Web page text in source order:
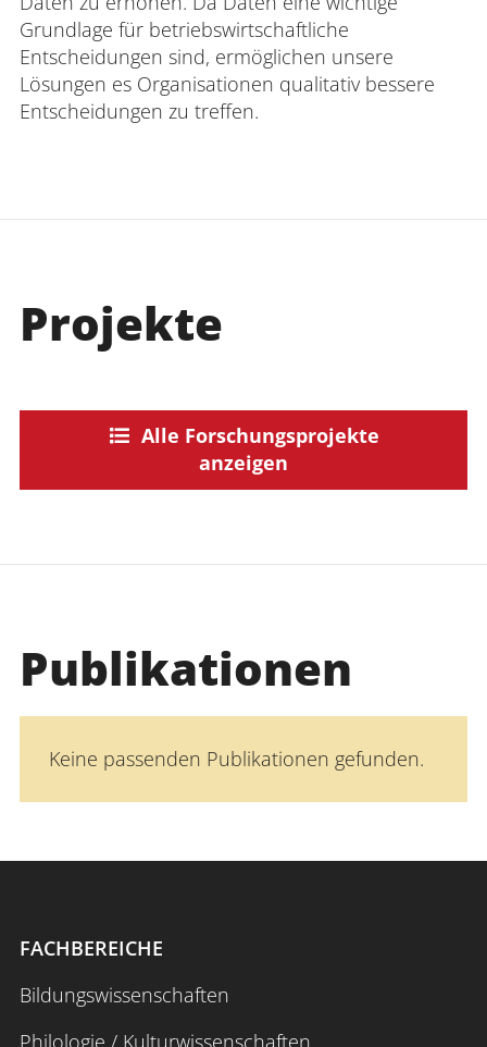
Grundlage für betriebswirtschaftliche
Entscheidungen sind, ermöglichen unsere
Lösungen es Organisationen qualitativ bessere
Entscheidungen zu treffen.
Projekte
Alle Forschungsprojekte
anzeigen
Publikationen
Keine passenden Publikationen gefunden.
FACHBEREICHE
Bildungswissenschaften
Philologie / Kulturwissenschaften